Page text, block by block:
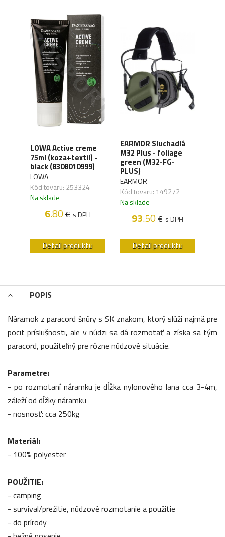
LOWA Active creme
75ml (koza+textil) -
black (8308010999)
LOWA
Kód tovaru: 253324
Na sklade
6.80€ s DPH
Detail produktu
EARMOR Sluchadlá
M32 Plus - foliage
green (M32-FG-
PLUS)
EARMOR
Kód tovaru: 149272
Na sklade
93.50€ s DPH
Detail produktu
POPIS
Náramok z paracord šnúry s SK znakom, ktorý slúži najmä pre
pocit príslušnosti, ale v núdzi sa dá rozmotať a získa sa tým
paracord, použiteľný pre rôzne núdzové situácie.
Parametre:
- po rozmotaní náramku je dĺžka nylonového lana cca 3-4m,
záleží od dĺžky náramku
- nosnosť: cca 250kg
Materiál:
- 100% polyester
POUŽITIE:
- camping
- survival/prežitie, núdzové rozmotanie a použitie
- do prírody